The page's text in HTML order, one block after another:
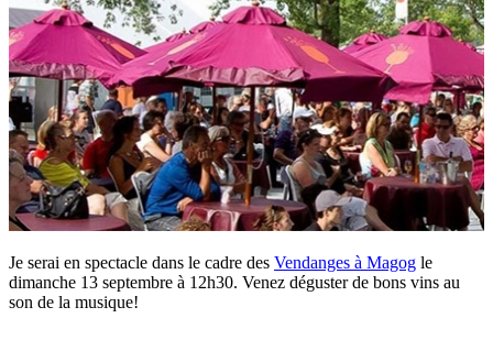
Je serai en spectacle dans le cadre des Vendanges à Magog le
dimanche 13 septembre à 12h30. Venez déguster de bons vins au
son de la musique!